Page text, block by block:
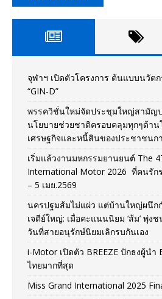
จุฬาฯ เปิดตัวโครงการ ต้นแบบนวัต
“GIN-D”
พรรควิชั่นใหม่จัดประชุมใหญ่สามัญ
นโยบายช่วยชาติครอบคลุมทุกๆด้า
เศรษฐกิจและหนี้สินของประชาชนกา
เริ่มแล้วงานมหกรรมยานยนต์ The
International Motor 2026 ที่คนรัก
– 5 เมย.2569
นครปฐมส้มไม่แผ่ว แต่บ้านใหญ่ผนึก
เจดีย์ใหญ่: เมื่อคะแนนนิยม ‘ส้ม’ พุ่ง
วันที่สายอนุรักษ์นิยมเลิกรบกันเอง
i-Motor เปิดตัว BREEZE ปักธงผู้นำ
ไทยมากที่สุด
Miss Grand International 2025